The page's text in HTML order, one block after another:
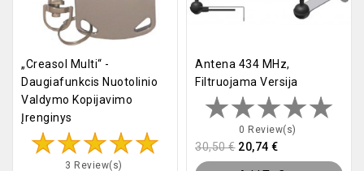
„Creasol Multi“ -
Daugiafunkcis Nuotolinio
Valdymo Kopijavimo
Įrenginys
3 Review(s)
Antena 434 MHz,
Filtruojama Versija
0 Review(s)
30,50 € 20,74 €